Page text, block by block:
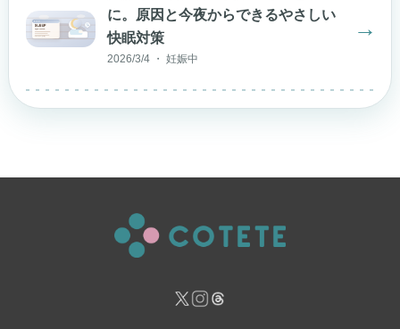
に。原因と今夜からできるやさしい
快眠対策
2026/3/4 ・ 妊娠中
→